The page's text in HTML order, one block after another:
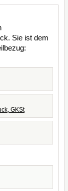
Sie ist dem
GKSt